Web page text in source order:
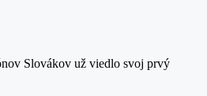
Slovákov už viedlo svoj prvý